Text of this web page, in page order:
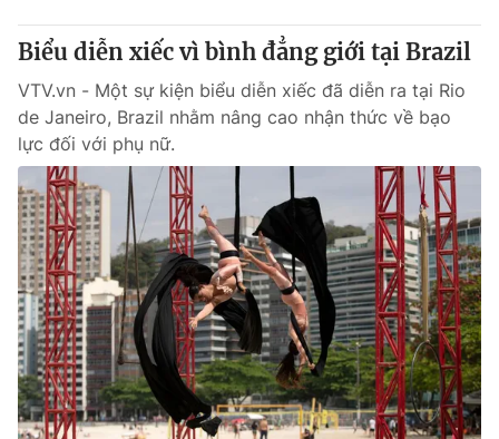
Biểu diễn xiếc vì bình đẳng giới tại Brazil
VTV.vn - Một sự kiện biểu diễn xiếc đã diễn ra tại Rio
de Janeiro, Brazil nhằm nâng cao nhận thức về bạo
lực đối với phụ nữ.